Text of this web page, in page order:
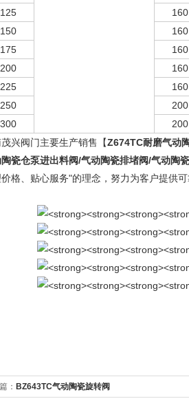
125
160
150
160
175
160
200
160
225
160
250
200
300
200
兴阀门主要生产销售【Z674TC耐磨气动
瓷仓泵进出料阀/气动陶瓷排堵阀/气动陶
格、贴心服务"的理念，努力为客户提供
： BZ643TC气动陶瓷旋转阀